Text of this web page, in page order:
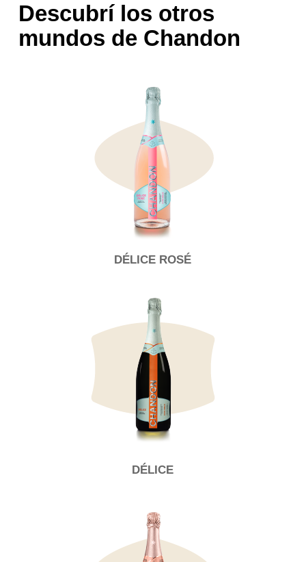
Descubrí los otros
mundos de Chandon
DÉLICE ROSÉ
DÉLICE